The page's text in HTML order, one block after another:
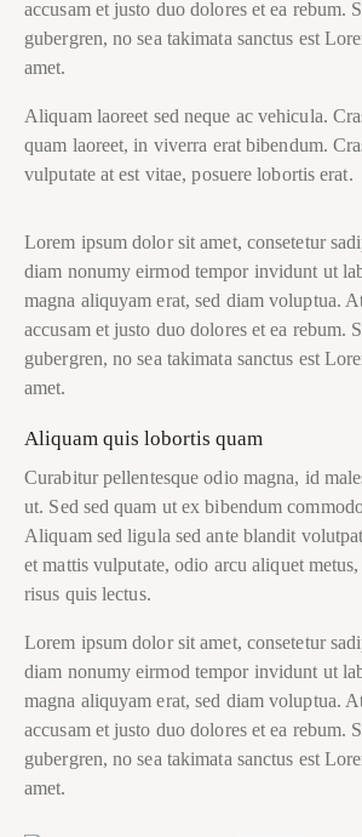
accusam et justo duo dolores et ea rebum.
gubergren, no sea takimata sanctus est
amet.
Aliquam laoreet sed neque ac vehicula.
quam laoreet, in viverra erat bibendum.
vulputate at est vitae, posuere lobortis erat.
Lorem ipsum dolor sit amet, consetetur
diam nonumy eirmod tempor invidunt ut
magna aliquyam erat, sed diam voluptua.
accusam et justo duo dolores et ea rebum.
gubergren, no sea takimata sanctus est
amet.
Aliquam quis lobortis quam
Curabitur pellentesque odio magna, id
ut. Sed sed quam ut ex bibendum
Aliquam sed ligula sed ante blandit
et mattis vulputate, odio arcu aliquet
risus quis lectus.
Lorem ipsum dolor sit amet, consetetur
diam nonumy eirmod tempor invidunt ut
magna aliquyam erat, sed diam voluptua.
accusam et justo duo dolores et ea rebum.
gubergren, no sea takimata sanctus est
amet.